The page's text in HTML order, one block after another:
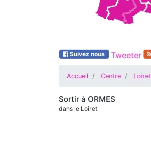
Suivez nous Tweeter
Accueil Centre Loiret
Sortir à ORMES
dans le Loiret